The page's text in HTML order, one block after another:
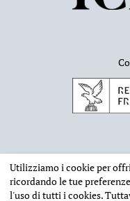
Utilizziamo i cookie per
ricordando le tue
l'uso di tutti i cookies.